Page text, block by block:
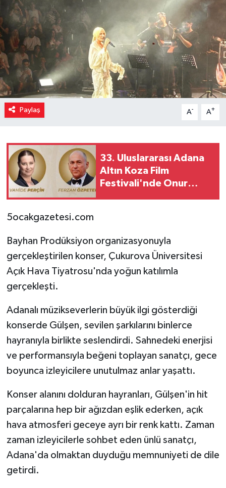
Paylaş A- A+
33. Uluslararası Adana
Altın Koza Film
Festivali'nde Onur
5ocakgazetesi.com
Bayhan Prodüksiyon organizasyonuyla
gerçekleştirilen konser, Çukurova Üniversitesi
Açık Hava Tiyatrosu'nda yoğun katılımla
gerçekleşti.
Adanalı müzikseverlerin büyük ilgi gösterdiği
konserde Gülşen, sevilen şarkılarını binlerce
hayranıyla birlikte seslendirdi. Sahnedeki enerjisi
ve performansıyla beğeni toplayan sanatçı, gece
boyunca izleyicilere unutulmaz anlar yaşattı.
Konser alanını dolduran hayranları, Gülşen'in hit
parçalarına hep bir ağızdan eşlik ederken, açık
hava atmosferi geceye ayrı bir renk kattı. Zaman
zaman izleyicilerle sohbet eden ünlü sanatçı,
Adana'da olmaktan duyduğu memnuniyeti de dile
getirdi.
Spor
Yaşam
Yerel Yönetimler
Yurttan